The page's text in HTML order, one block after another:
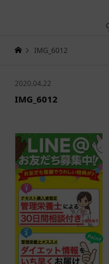
IMG_6012
2020.04.22
IMG_6012